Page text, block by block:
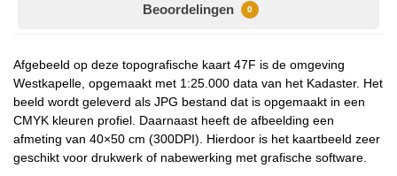
Beoordelingen 0
Afgebeeld op deze topografische kaart 47F is de omgeving
Westkapelle, opgemaakt met 1:25.000 data van het Kadaster. Het
beeld wordt geleverd als JPG bestand dat is opgemaakt in een
CMYK kleuren profiel. Daarnaast heeft de afbeelding een
afmeting van 40×50 cm (300DPI). Hierdoor is het kaartbeeld zeer
geschikt voor drukwerk of nabewerking met grafische software.